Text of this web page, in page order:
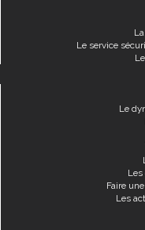
Le service
Le
Faire
Les